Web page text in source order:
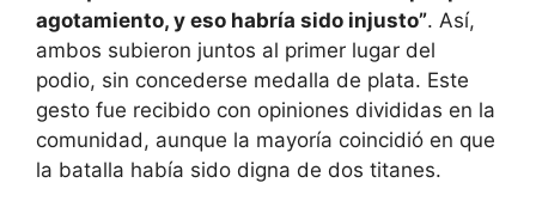
agotamiento, y eso habría sido injusto”. Así,
ambos subieron juntos al primer lugar del
podio, sin concederse medalla de plata. Este
gesto fue recibido con opiniones divididas en la
comunidad, aunque la mayoría coincidió en que
la batalla había sido digna de dos titanes.